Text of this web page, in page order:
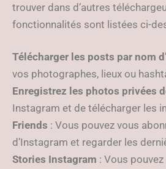
trouver dans d’autres
fonctionnalités sont listées ci-
Télécharger les posts par nom
vos photographes, lieux ou
Enregistrez les photos privées
Instagram et de télécharger les
Friends : Vous pouvez vous
d’Instagram et regarder les
Stories Instagram : Vous